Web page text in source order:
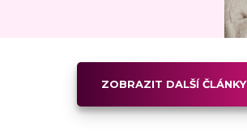
ZOBRAZIT DALŠÍ ČLÁNKY